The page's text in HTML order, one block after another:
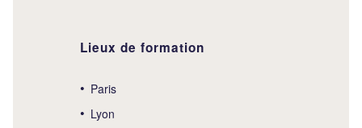
Lieux de formation
Paris
Lyon